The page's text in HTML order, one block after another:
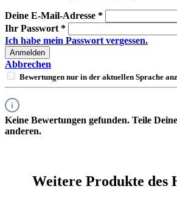
Deine E-Mail-Adresse *
Ihr Passwort *
Ich habe mein Passwort vergessen.
Anmelden
Abbrechen
Bewertungen nur in der aktuellen Sprache
Keine Bewertungen gefunden. Teile
anderen.
Weitere Produkte des